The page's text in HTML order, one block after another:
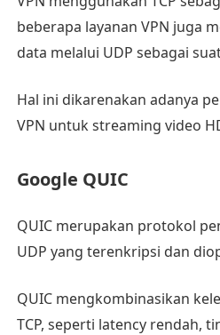
beberapa layanan VPN juga
data melalui UDP sebagai
Hal ini dikarenakan adanya
VPN untuk streaming video
Google QUIC
QUIC merupakan protokol
UDP yang terenkripsi dan
QUIC mengkombinasikan
TCP, seperti latency rendah,